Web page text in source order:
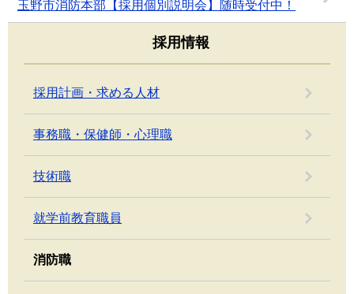
玉野市消防本部【採用個別説明会】随時受付中！
採用情報
採用計画・求める人材
事務職・保健師・心理職
技術職
就学前教育職員
消防職